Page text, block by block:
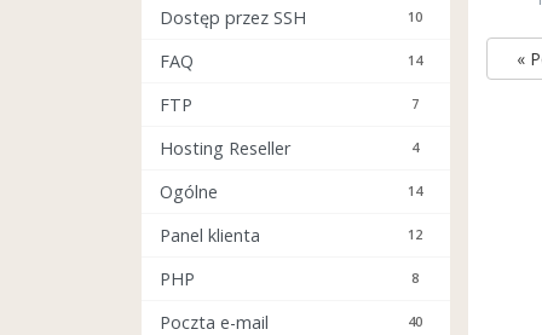
10
Dostęp przez SSH
14
FAQ
7
FTP
4
Hosting Reseller
14
Ogólne
12
Panel klienta
8
PHP
40
Poczta e-mail
«